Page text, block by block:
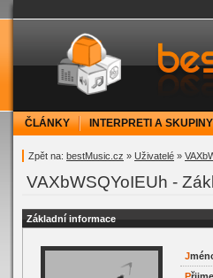
bestMusic.cz -
ČLÁNKY INTERPRETI A SKUPINY
Zpět na: bestMusic.cz » Uživatelé »
VAXbWSQYoIEUh -
Základní informace
J